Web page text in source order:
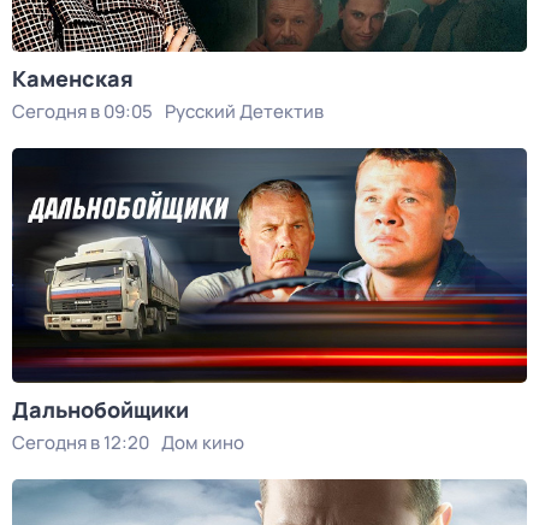
Каменская
Сегодня в 09:05 Русский Детектив
Дальнобойщики
Сегодня в 12:20 Дом кино